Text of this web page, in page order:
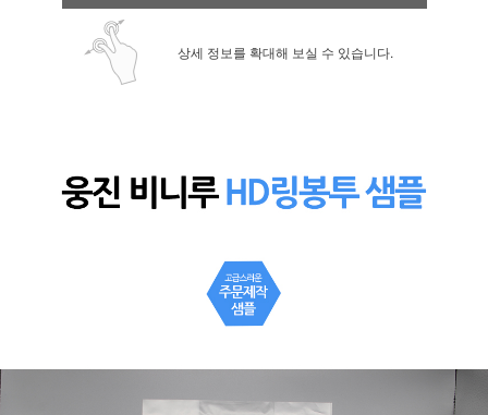
상세 정보를 확대해 보실 수 있습니다.